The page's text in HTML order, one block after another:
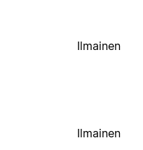
Ilmainen
Ilmainen